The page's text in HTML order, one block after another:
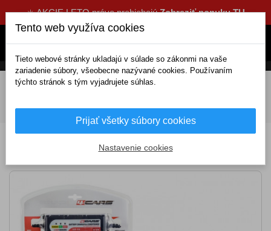
☀️ AKCIE LETO práve prebiehajúZobraziť ponuku TU
DOMOV Výbava a náradie
udržiavačka 6V/12V 1A (max 120Ah)
udržiavačka 6V/12V 1A (max 120Ah)
Tento web využíva cookies
Tieto webové stránky ukladajú v súlade so zákonmi na vaše
zariadenie súbory, všeobecne nazývané cookies. Používaním
týchto stránok s tým vyjadrujete súhlas.
Prijať všetky súbory cookies
Nastavenie cookies